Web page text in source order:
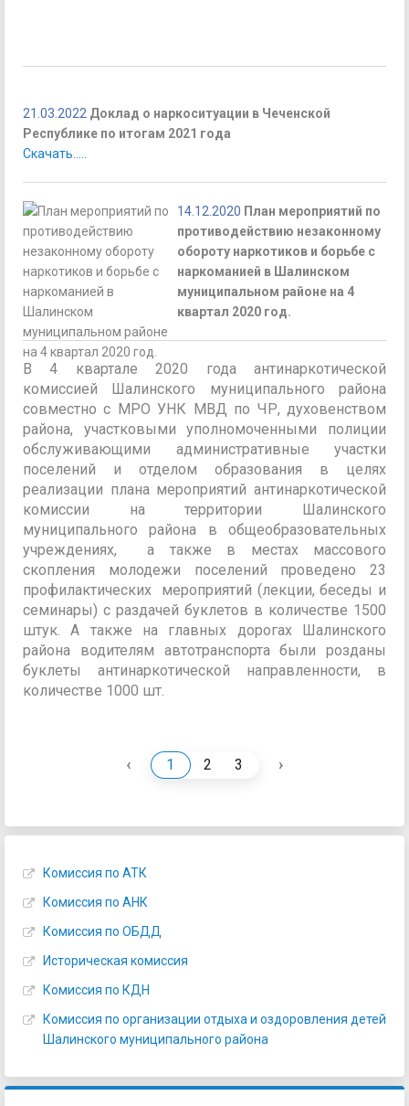
21.03.2022 Доклад о наркоситуации в Чеченской
Республике по итогам 2021 года
Скачать.....
14.12.2020 План мероприятий по
противодействию незаконному
обороту наркотиков и борьбе с
наркоманией в Шалинском
муниципальном районе на 4
квартал 2020 год.
В 4 квартале 2020 года антинаркотической
комиссией Шалинского муниципального района
совместно с МРО УНК МВД по ЧР, духовенством
района, участковыми уполномоченными полиции
обслуживающими административные участки
поселений и отделом образования в целях
реализации плана мероприятий антинаркотической
комиссии на территории Шалинского
муниципального района в общеобразовательных
учреждениях, а также в местах массового
скопления молодежи поселений проведено 23
профилактических мероприятий (лекции, беседы и
семинары) с раздачей буклетов в количестве 1500
штук. А также на главных дорогах Шалинского
района водителям автотранспорта были розданы
буклеты антинаркотической направленности, в
количестве 1000 шт.
‹ 1 2 3 ›
Комиссия по АТК
Комиссия по АНК
Комиссия по ОБДД
Историческая комиссия
Комиссия по КДН
Комиссия по организации отдыха и оздоровления детей
Шалинского муниципального района